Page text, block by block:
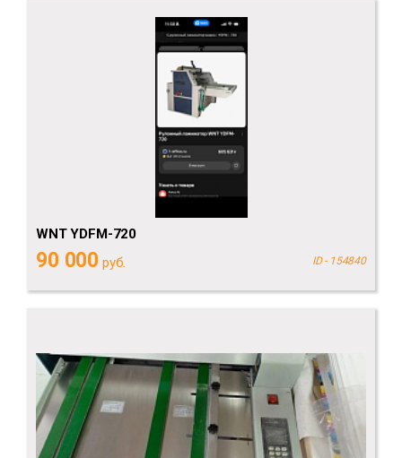
WNT YDFM-720
90 000 руб. ID - 154840